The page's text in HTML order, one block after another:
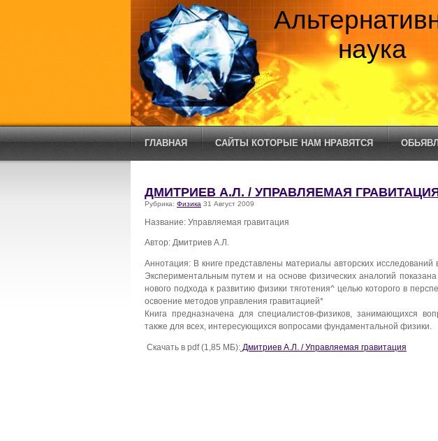
наука
ГЛАВНАЯ САЙТЫ КОТОРЫЕ НАМ НРАВЯТСЯ
ДМИТРИЕВ А.Л. / УПРАВЛЯЕМАЯ
Рубрика: Физика 31 Август 2009
Название: Управляемая гравитация
Автор: Дмитриев А.Л.
Аннотация: В книге представлены материалы авторских исследований
Экспериментальным путем и на основе физических аналогий
нового подхода к развитию физики тяготения^ целью которого в
освоение методов управления гравитацией*
Книга предназначена для специалистов-физиков, занимающихся
также для всех, интересующихся вопросами фундаментальной физики.
Скачать в pdf (1,85 МБ): Дмитриев А.Л. / Управляемая гравитация